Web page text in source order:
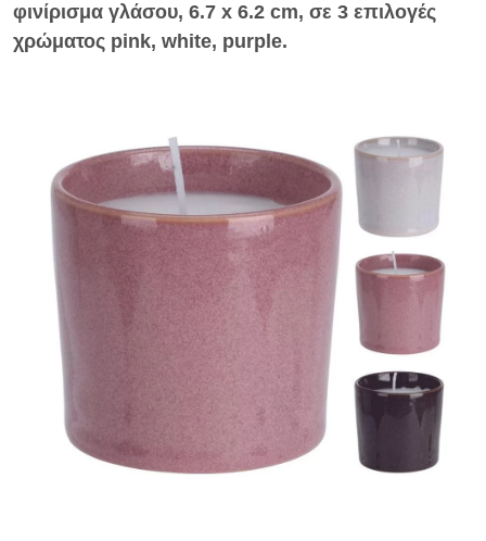
φινίρισμα γλάσου, 6.7 x 6.2 cm, σε 3 επιλογές
χρώματος pink, white, purple.